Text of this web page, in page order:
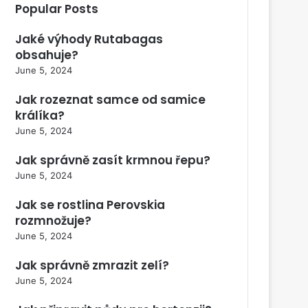
Popular Posts
Jaké výhody Rutabagas
obsahuje?
June 5, 2024
Jak rozeznat samce od samice
králíka?
June 5, 2024
Jak správně zasít krmnou řepu?
June 5, 2024
Jak se rostlina Perovskia
rozmnožuje?
June 5, 2024
Jak správně zmrazit zelí?
June 5, 2024